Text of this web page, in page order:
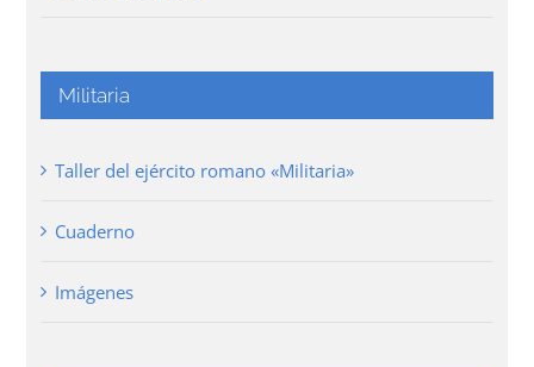
Militaria
Taller del ejército romano «Militaria»
Cuaderno
Imágenes